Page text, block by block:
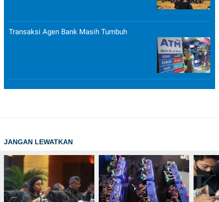
Transaksi Agen Bank Masih Tumbuh
JANGAN LEWATKAN